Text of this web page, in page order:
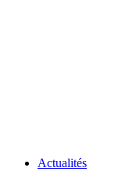
Actualités